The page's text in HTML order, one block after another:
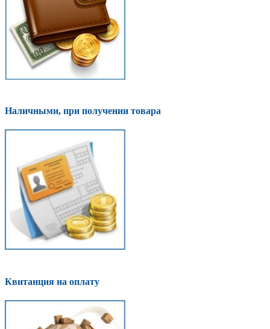
Наличными, при получении товара
Квитанция на оплату